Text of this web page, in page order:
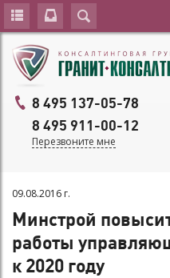
8 495 137-05-78
8 495 911-00-12
Перезвоните мне
09.08.2016 г.
Минстрой
работы
к 2020 году